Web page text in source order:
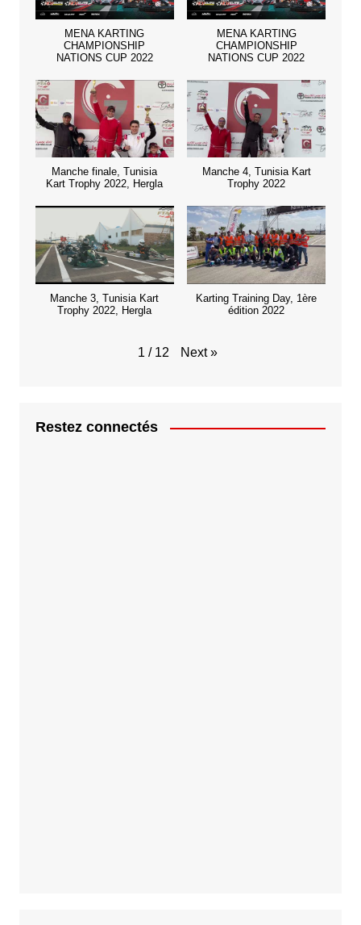
MENA KARTING
CHAMPIONSHIP
NATIONS CUP 2022
MENA KARTING
CHAMPIONSHIP
NATIONS CUP 2022
Manche finale, Tunisia
Kart Trophy 2022, Hergla
Manche 4, Tunisia Kart
Trophy 2022
Manche 3, Tunisia Kart
Trophy 2022, Hergla
Karting Training Day, 1ère
édition 2022
1 / 12 Next »
Restez connectés